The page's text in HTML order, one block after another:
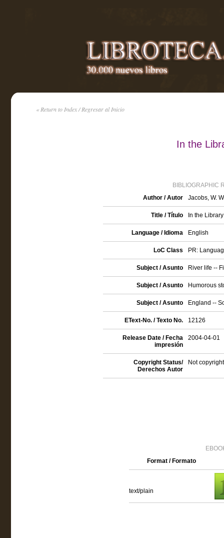
« Return to Index / Regresar al Inicio
In the
BIBLIOGRAPHIC
Author / Autor
Jacobs, W.
Title / Título In the
Language / Idioma English
LoC Class PR:
Subject / Asunto River life --
Subject / Asunto Humorous
Subject / Asunto England --
EText-No. / Texto No. 12126
Release Date / Fecha
impresión
2004-04-01
Copyright Status/
Derechos Autor
Not
Format / Formato
text/plain